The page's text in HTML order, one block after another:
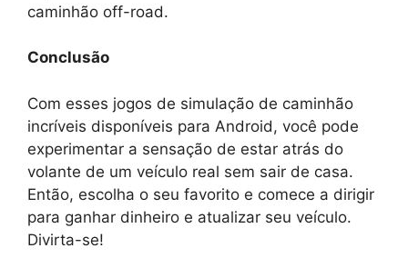
caminhão off-road.
Conclusão
Com esses jogos de simulação de caminhão
incríveis disponíveis para Android, você pode
experimentar a sensação de estar atrás do
volante de um veículo real sem sair de casa.
Então, escolha o seu favorito e comece a dirigir
para ganhar dinheiro e atualizar seu veículo.
Divirta-se!